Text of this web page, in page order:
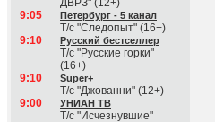
ДВРЗ" (12+)
9:05
Петербург - 5 канал
Т/с "Следопыт" (16+)
9:10
Русский бестселлер
Т/с "Русские горки"
(16+)
9:10
Super+
Т/с "Джованни" (12+)
9:00
УНИАН ТВ
Т/с "Исчезнувшие"